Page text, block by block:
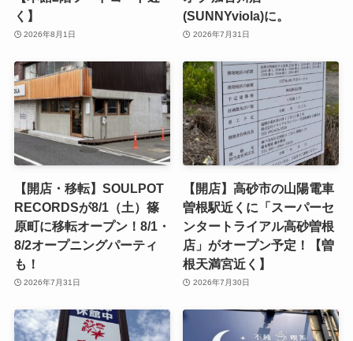
く】
2026年8月1日
(SUNNYviola)に。
2026年7月31日
【開店・移転】SOULPOT
RECORDSが8/1（土）篠
原町に移転オープン！8/1・
8/2オープニングパーティ
も！
2026年7月31日
【開店】高砂市の山陽電車
曽根駅近くに「スーパーセ
ンタートライアル高砂曽根
店」がオープン予定！【曽
根天満宮近く】
2026年7月30日